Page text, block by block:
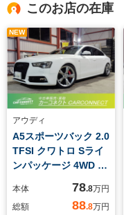
このお店の在庫
NEW
アウディ
A5スポーツバック 2.0
TFSI クワトロ Sライ
ンパッケージ 4WD ユ
ワーシート HID フ
ォグ スマートキー
本体 78.8万円
総額
88.8万円